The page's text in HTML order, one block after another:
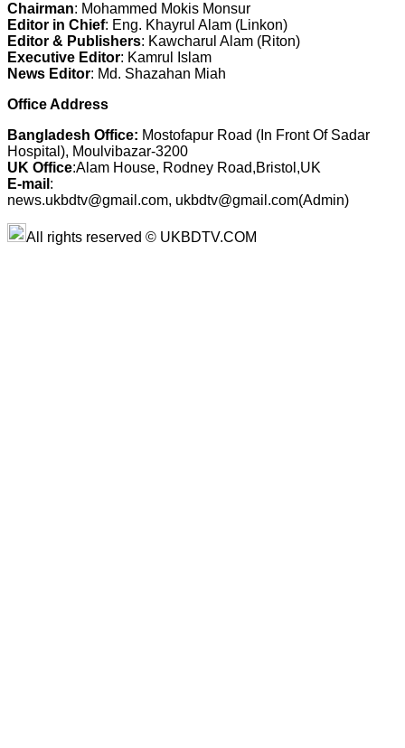
Chairman: Mohammed Mokis Monsur
Editor in Chief: Eng. Khayrul Alam (Linkon)
Editor & Publishers: Kawcharul Alam (Riton)
Executive Editor: Kamrul Islam
News Editor: Md. Shazahan Miah
Office Address
Bangladesh Office: Mostofapur Road (In Front Of Sadar
Hospital), Moulvibazar-3200
UK Office:Alam House, Rodney Road,Bristol,UK
E-mail :
news.ukbdtv@gmail.com, ukbdtv@gmail.com(Admin)
All rights reserved © UKBDTV.COM